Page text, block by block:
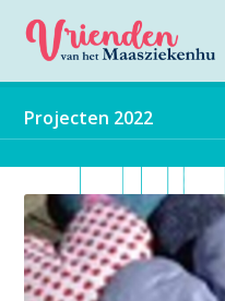
Projecten 2022